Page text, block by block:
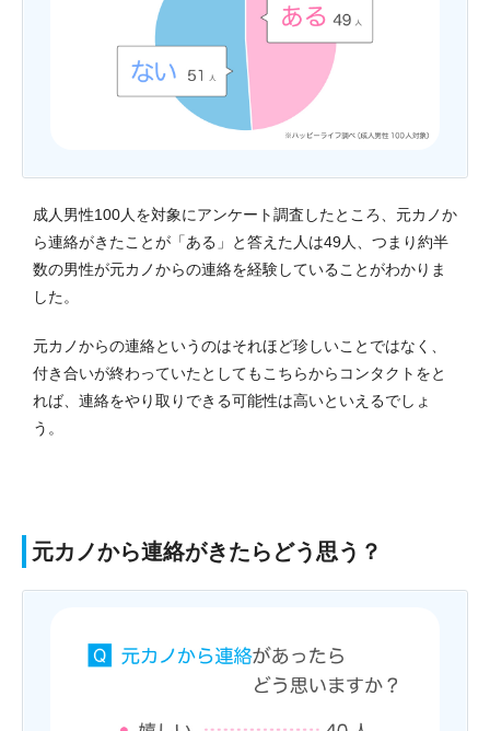
成人男性100人を対象にアンケート調査したところ、元カノか
ら連絡がきたことが「ある」と答えた人は49人、つまり約半
数の男性が元カノからの連絡を経験していることがわかりま
した。
元カノからの連絡というのはそれほど珍しいことではなく、
付き合いが終わっていたとしてもこちらからコンタクトをと
れば、連絡をやり取りできる可能性は高いといえるでしょ
う。
元カノから連絡がきたらどう思う？